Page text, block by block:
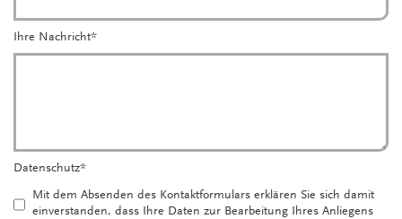
Ihre Nachricht*
Datenschutz*
Mit dem Absenden des Kontaktformulars erklären Sie sich damit
einverstanden, dass Ihre Daten zur Bearbeitung Ihres Anliegens